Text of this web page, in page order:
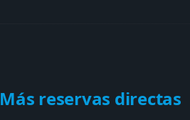
Más reservas directas